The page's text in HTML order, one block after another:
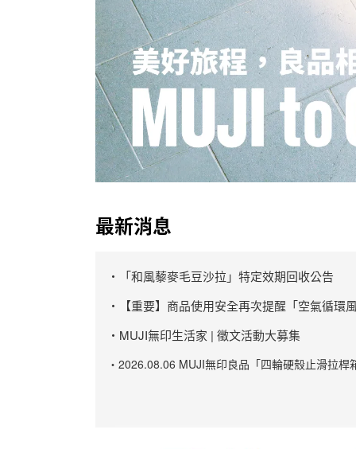
最新消息
・「和風藜麥毛豆沙拉」特定效期回收公告
・【重要】商品使用安全再次提醒「空氣循環
・MUJI無印生活家 | 徵文活動大募集
・2026.08.06 MUJI無印良品「四輪硬殼止滑拉